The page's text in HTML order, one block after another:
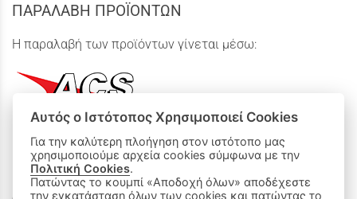
ΠΑΡΑΛΑΒΗ ΠΡΟΪΟΝΤΩΝ
Η παραλαβή των προϊόντων γίνεται μέσω:
ΟΙ ΑΓΟΡΕΣ ΜΟΥ
Αυτός ο Ιστότοπος Χρησιμοποιεί Cookies
Για την καλύτερη πλοήγηση στον ιστότοπο μας
χρησιμοποιούμε αρχεία cookies σύμφωνα με την
Πολιτική Cookies.
Πατώντας το κουμπί «Αποδοχή όλων» αποδέχεστε
την εγκατάσταση όλων των cookies και πατώντας το